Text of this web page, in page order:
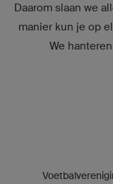
Daarom slaan we
manier kun je op
We